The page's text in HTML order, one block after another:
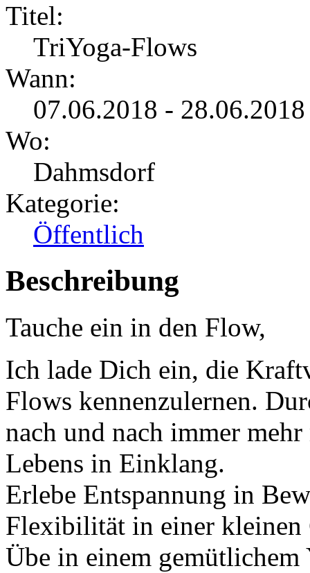
Titel:
TriYoga-Flows
Wann:
07.06.2018 -
Wo:
Dahmsdorf
Kategorie:
Öffentlich
Beschreibung
Tauche ein in den Flow,
Ich lade Dich ein, die
Flows kennenzulernen.
nach und nach immer
Lebens in Einklang.
Erlebe Entspannung in
Flexibilität in einer kleinen
Übe in einem gemütlichem